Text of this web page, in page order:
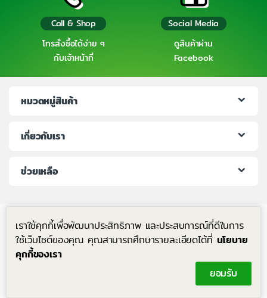
Call & Shop
โทรสั่งซื้อได้ง่าย ๆ
กับเจ้าหน้าที่
Social Media
ดูสินค้าผ่าน
Facebook
หมวดหมู่สินค้า
เกี่ยวกับเรา
ช่วยเหลือ
เราใช้คุกกี้เพื่อพัฒนาประสิทธิภาพ และประสบการณ์ที่ดีในการ
ใช้เว็บไซต์ของคุณ คุณสามารถศึกษารายละเอียดได้ที่ นโยบาย
คุกกี้ของเรา
ยอมรับ